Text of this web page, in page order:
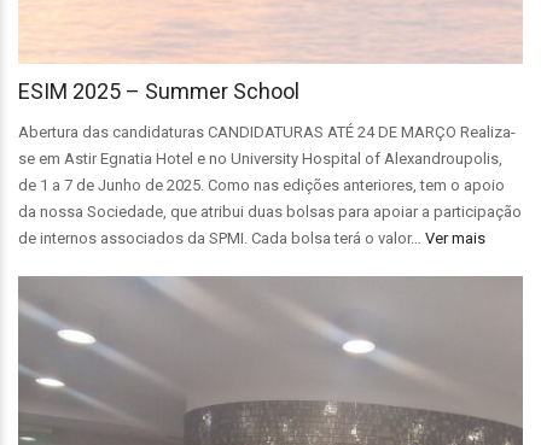
ESIM 2025 – Summer School
Abertura das candidaturas CANDIDATURAS ATÉ 24 DE MARÇO Realiza-
se em Astir Egnatia Hotel e no University Hospital of Alexandroupolis,
de 1 a 7 de Junho de 2025. Como nas edições anteriores, tem o apoio
da nossa Sociedade, que atribui duas bolsas para apoiar a participação
de internos associados da SPMI. Cada bolsa terá o valor… Ver mais